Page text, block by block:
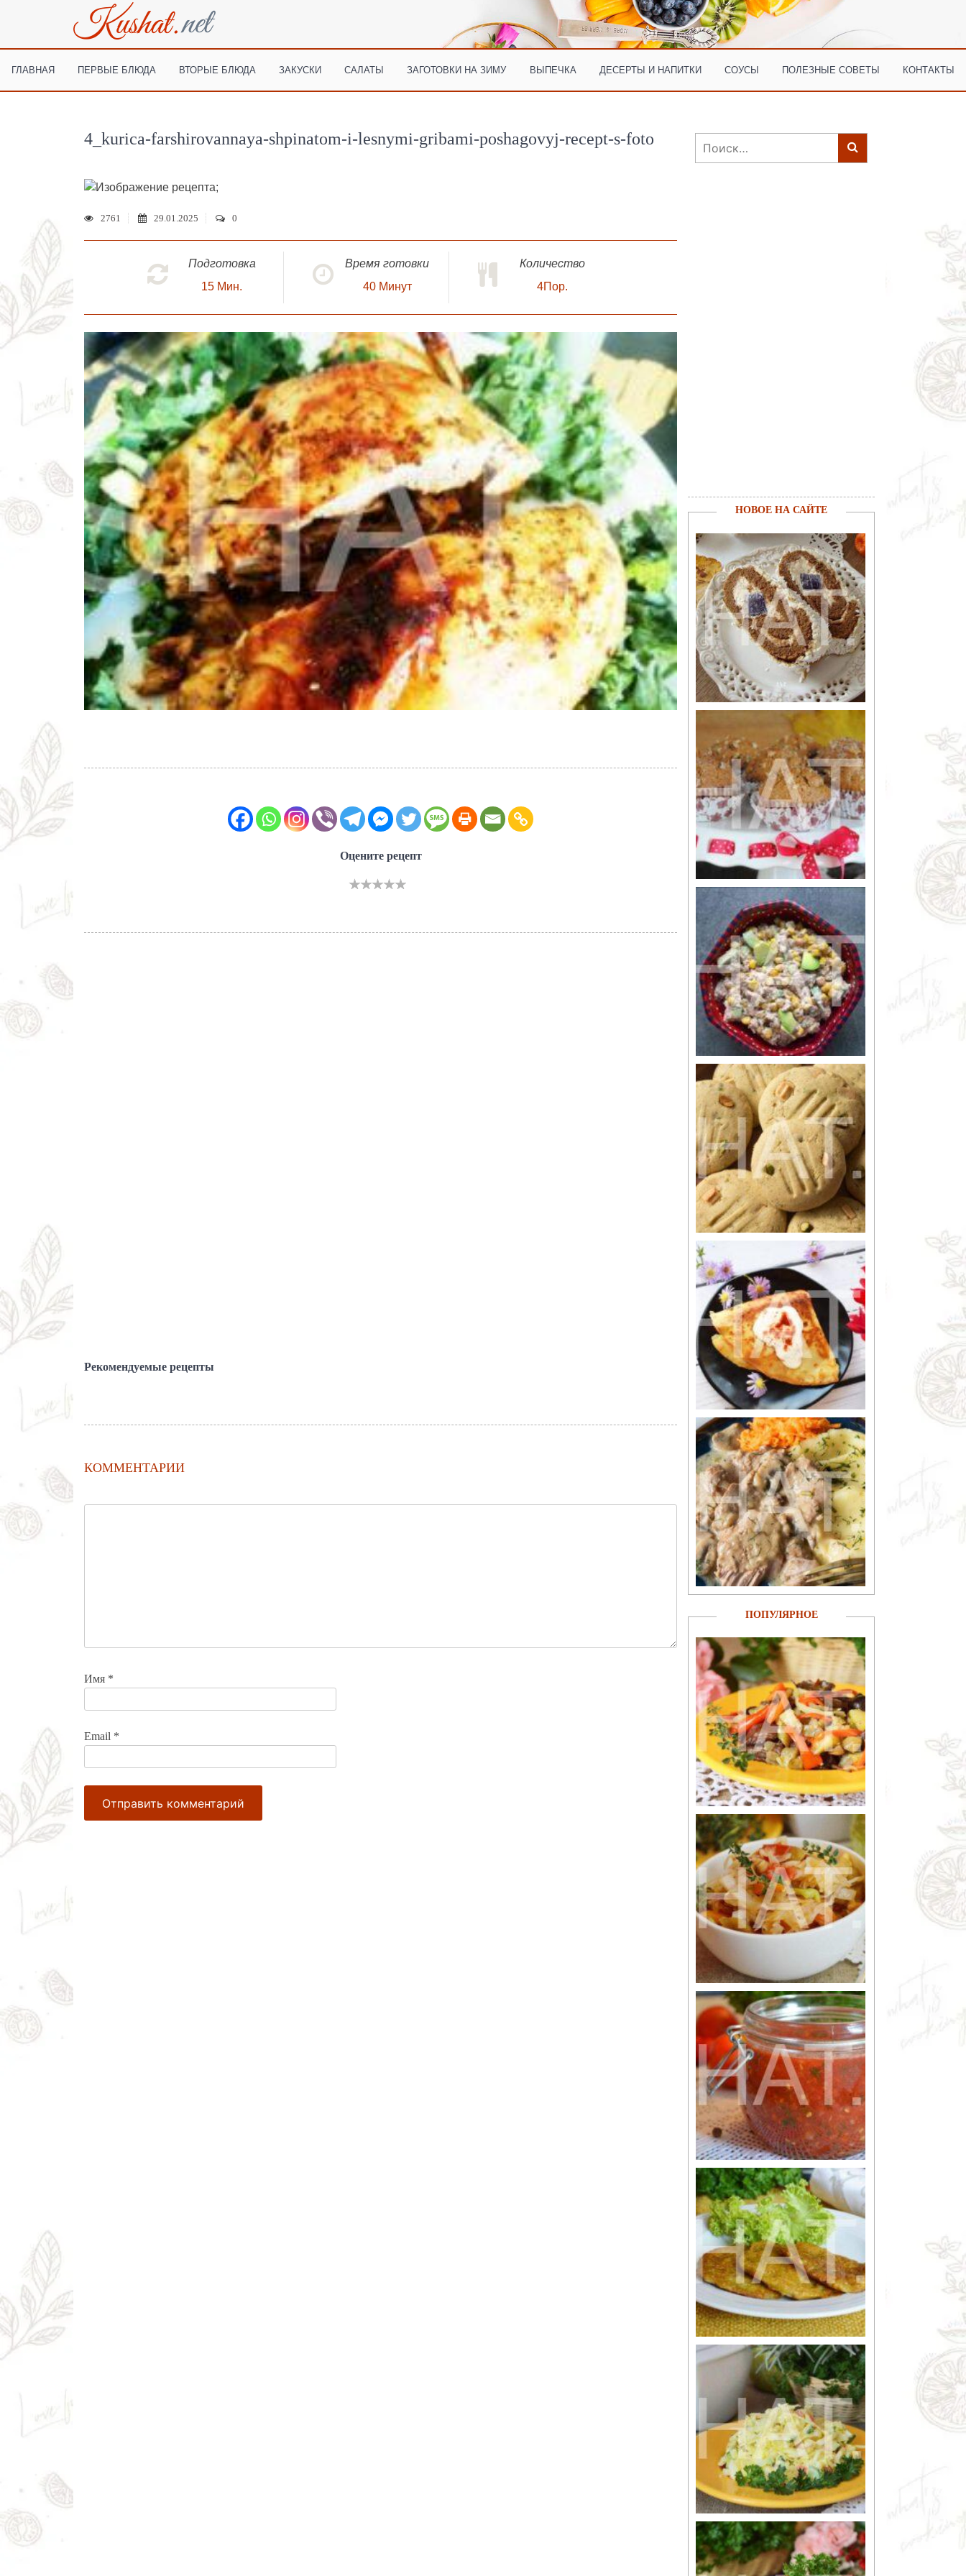
ГЛАВНАЯ ПЕРВЫЕ БЛЮДА ВТОРЫЕ БЛЮДА ЗАКУСКИ САЛАТЫ ЗАГОТОВКИ НА ЗИМУ ВЫПЕЧКА ДЕСЕРТЫ И НАПИТКИ СОУСЫ ПОЛЕЗНЫЕ СОВЕТЫ КОНТАКТЫ
4_kurica-farshirovannaya-shpinatom-i-lesnymi-gribami-poshagovyj-recept-s-foto
;
2761 29.01.2025 0
Подготовка
15 Мин.
Время готовки
40 Минут
Количество
4Пор.
Оцените рецепт
Рекомендуемые рецепты
КОММЕНТАРИИ
Имя *
Email *
Найти:
НОВОЕ НА САЙТЕ
ПОПУЛЯРНОЕ